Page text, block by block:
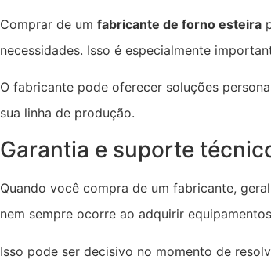
Comprar de um fabricante de forno esteira
necessidades. Isso é especialmente
O fabricante pode oferecer soluções
sua linha de produção.
Garantia e suporte
Quando você compra de um fabricante,
nem sempre ocorre ao adquirir
Isso pode ser decisivo no momento de